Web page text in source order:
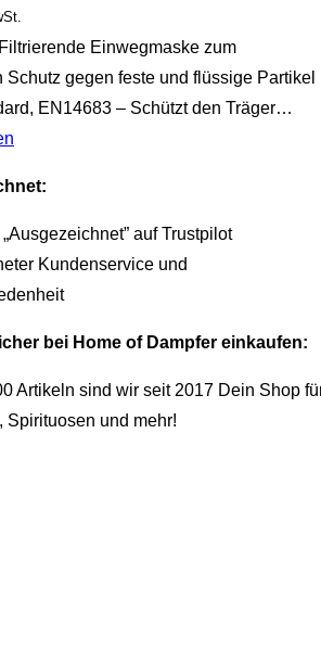
Einwegmaske zum
Schutz gegen feste und flüssige Partikel
EN14683 – Schützt den Träger…
auf Trustpilot
Kundenservice und
bei Home of Dampfer einkaufen:
Artikeln sind wir seit 2017 Dein Shop
Spirituosen und mehr!